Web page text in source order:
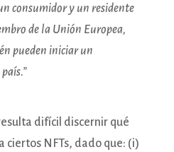
consumidor y un residente
de la Unión Europea,
pueden iniciar un
difícil discernir qué
ciertos NFTs, dado que: (i)